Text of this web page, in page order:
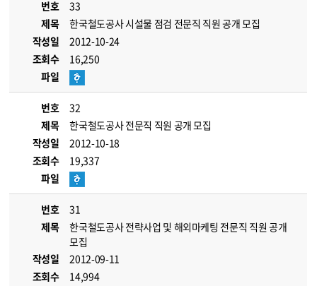
번호
33
제목
한국철도공사 시설물 점검 전문직 직원 공개 모집
작성일
2012-10-24
조회수
16,250
파일
번호
32
제목
한국철도공사 전문직 직원 공개 모집
작성일
2012-10-18
조회수
19,337
파일
번호
31
제목
한국철도공사 전략사업 및 해외마케팅 전문직 직원 공개
모집
작성일
2012-09-11
조회수
14,994